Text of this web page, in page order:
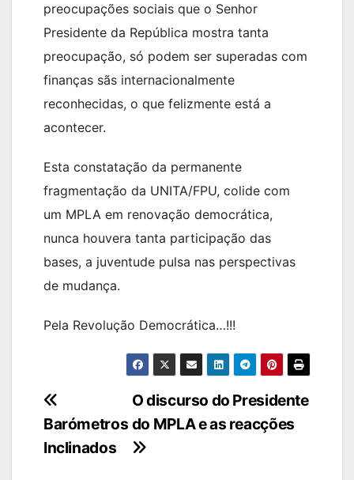
preocupações sociais que o Senhor
Presidente da República mostra tanta
preocupação, só podem ser superadas com
finanças sãs internacionalmente
reconhecidas, o que felizmente está a
acontecer.
Esta constatação da permanente
fragmentação da UNITA/FPU, colide com
um MPLA em renovação democrática,
nunca houvera tanta participação das
bases, a juventude pulsa nas perspectivas
de mudança.
Pela Revolução Democrática…!!!
Navegação
de
artigos
O discurso do Presidente
do MPLA e as reacções
Barómetros
Inclinados